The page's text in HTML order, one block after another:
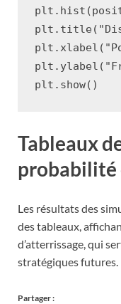
plt . hist (
plt . title (
plt . xlabel (
plt . ylabel (
plt . show()
Tableaux
probabilité
Les résultats des
des tableaux,
d’atterrissage, qui
stratégiques futures.
Partager :